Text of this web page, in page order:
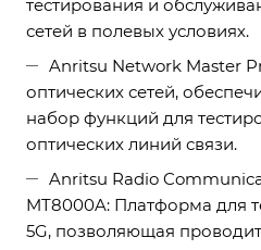
тестирования и
сетей в полевых условиях.
Anritsu Network Master
оптических сетей,
набор функций для
оптических линий связи.
Anritsu Radio
MT8000A: Платформа для
5G, позволяющая